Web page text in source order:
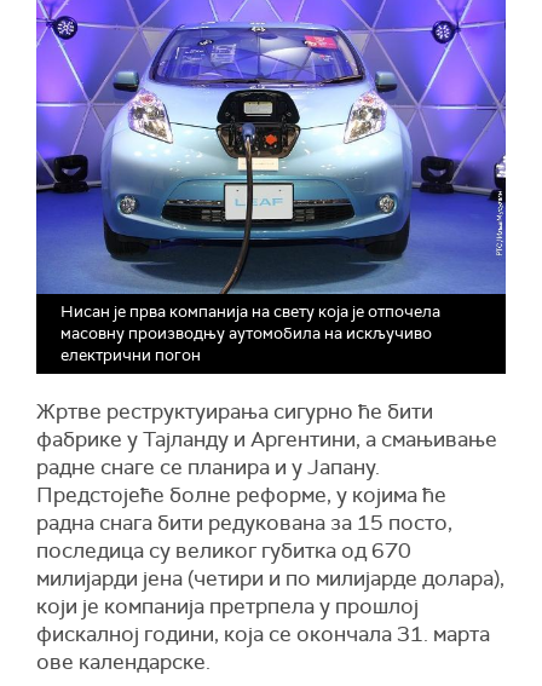
Нисан је прва компанија на свету која је отпочела
масовну производњу аутомобила на искључиво
електрични погон
Жртве реструктуирања сигурно ће бити
фабрике у Тајланду и Аргентини, а смањивање
радне снаге се планира и у Јапану.
Предстојеће болне реформе, у којима ће
радна снага бити редукована за 15 посто,
последица су великог губитка од 670
милијарди јена (четири и по милијарде долара),
који је компанија претрпела у прошлој
фискалној години, која се окончала 31. марта
ове календарске.